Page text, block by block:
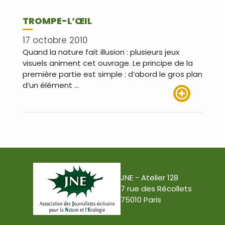
TROMPE-L’ŒIL
17 octobre 2010
Quand la nature fait illusion : plusieurs jeux
visuels animent cet ouvrage. Le principe de la
première partie est simple : d’abord le gros plan
d’un élément …
JNE - Atelier 128
7 rue des Récollets
75010 Paris